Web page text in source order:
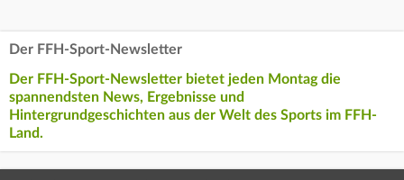
Der FFH-Sport-Newsletter
Der FFH-Sport-Newsletter bietet jeden Montag die
spannendsten News, Ergebnisse und
Hintergrundgeschichten aus der Welt des Sports im FFH-
Land.